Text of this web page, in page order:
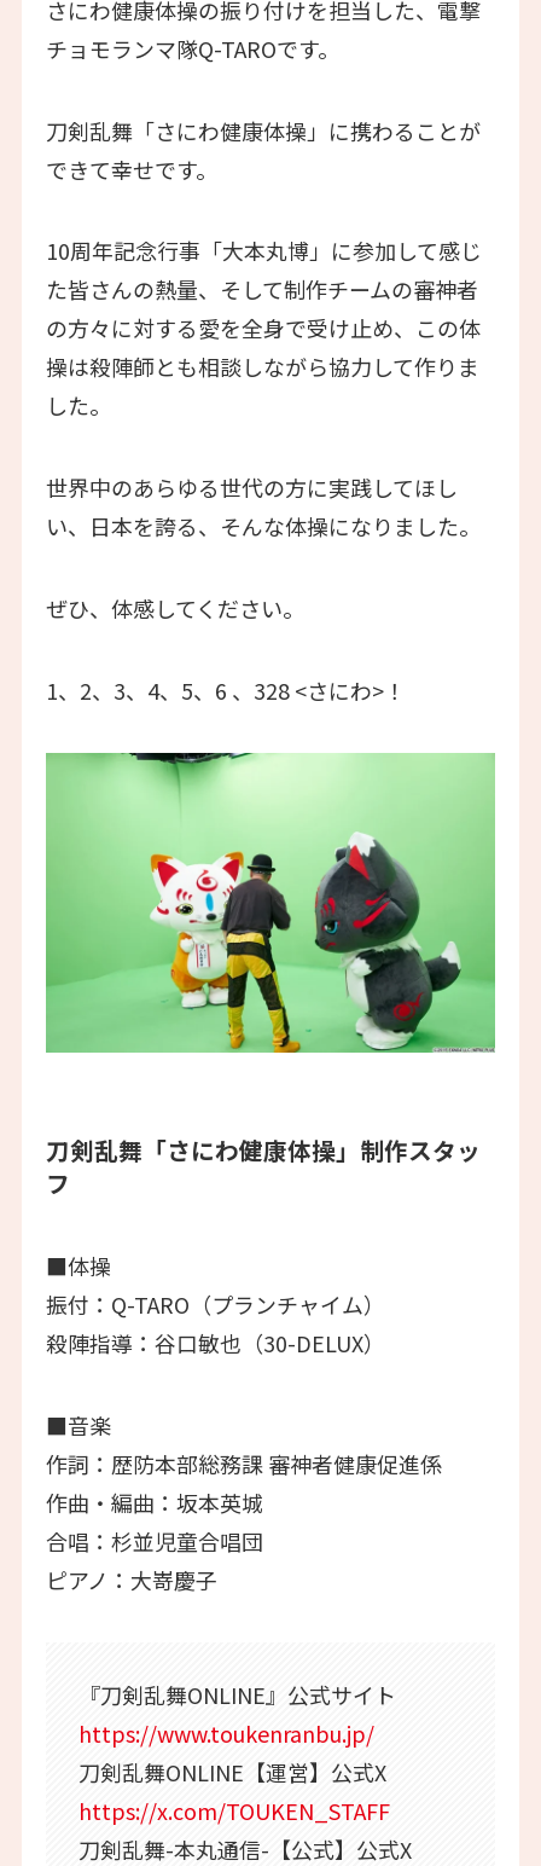
さにわ健康体操の振り付けを担当した、電撃
チョモランマ隊Q-TAROです。
刀剣乱舞「さにわ健康体操」に携わることが
できて幸せです。
10周年記念行事「大本丸博」に参加して感じ
た皆さんの熱量、そして制作チームの審神者
の方々に対する愛を全身で受け止め、この体
操は殺陣師とも相談しながら協力して作りま
した。
世界中のあらゆる世代の方に実践してほし
い、日本を誇る、そんな体操になりました。
ぜひ、体感してください。
1、2、3、4、5、6 、328 <さにわ>！
刀剣乱舞「さにわ健康体操」制作スタッ
フ
■体操
振付：Q-TARO（プランチャイム）
殺陣指導：谷口敏也（30-DELUX）
■音楽
作詞：歴防本部総務課 審神者健康促進係
作曲・編曲：坂本英城
合唱：杉並児童合唱団
ピアノ：大嵜慶子
『刀剣乱舞ONLINE』公式サイト
https://www.toukenranbu.jp/
刀剣乱舞ONLINE【運営】公式X
https://x.com/TOUKEN_STAFF
刀剣乱舞-本丸通信-【公式】公式X